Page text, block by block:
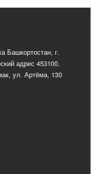
Башкортостан, г.
адрес 453100,
ул. Артёма, 130